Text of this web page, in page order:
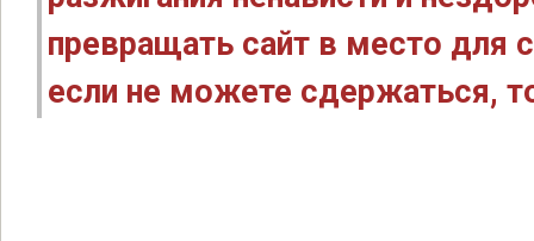
превращать сайт в место для
если не можете сдержаться,